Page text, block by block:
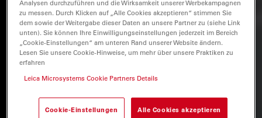
Analysen durchzuführen und die Wirksamkeit unserer Werbekampagnen
zu messen. Durch Klicken auf „Alle Cookies akzeptieren“ stimmen Sie
dem sowie der Weitergabe dieser Daten an unsere Partner zu (siehe Link
unten). Sie können Ihre Einwilligungseinstellungen jederzeit im Bereich
„Cookie-Einstellungen“ am unteren Rand unserer Website ändern.
Lesen Sie unsere Cookie-Hinweise, um mehr über unsere Praktiken zu
erfahren
Leica Microsystems Cookie Partners Details
Cookie-Einstellungen Alle Cookies akzeptieren